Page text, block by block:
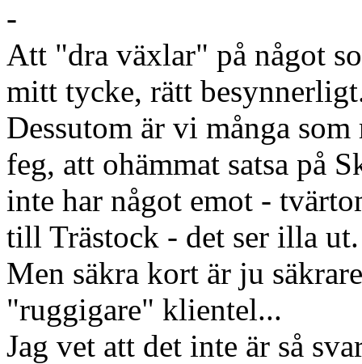
-
Att "dra växlar" på något
mitt tycke, rätt
Dessutom är vi många
feg, att ohämmat satsa på
inte har något emot -
till Trästock - det ser illa ut.
Men säkra kort är ju
"ruggigare" klientel...
Jag vet att det inte är så